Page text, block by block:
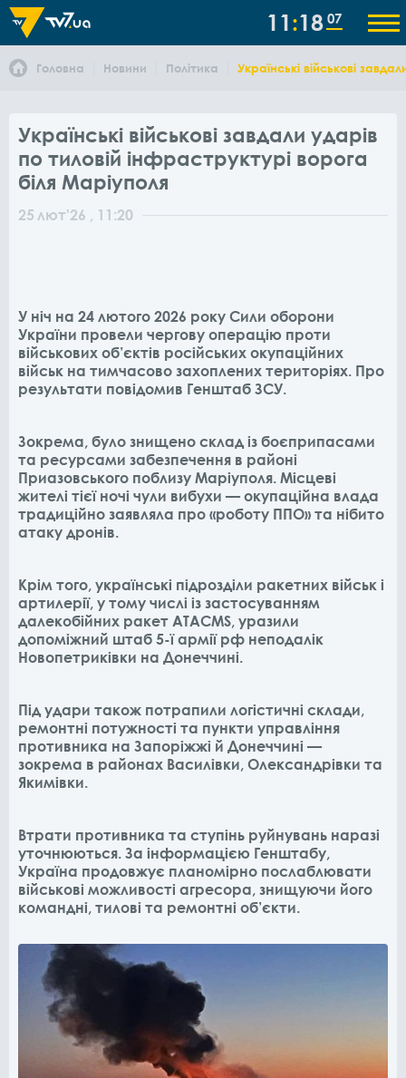
11 18 07
Головна Новини Політика Українські військові
Українські військові завдали ударів
по тиловій інфраструктурі ворога
біля Маріуполя
25 лют'26 , 11:20
У ніч на 24 лютого 2026 року Сили оборони
України провели чергову операцію проти
військових об’єктів російських окупаційних
військ на тимчасово захоплених територіях. Про
результати повідомив Генштаб ЗСУ.
Зокрема, було знищено склад із боєприпасами
та ресурсами забезпечення в районі
Приазовського поблизу Маріуполя. Місцеві
жителі тієї ночі чули вибухи — окупаційна влада
традиційно заявляла про «роботу ППО» та нібито
атаку дронів.
Крім того, українські підрозділи ракетних військ і
артилерії, у тому числі із застосуванням
далекобійних ракет ATACMS, уразили
допоміжний штаб 5-ї армії рф неподалік
Новопетриківки на Донеччині.
Під удари також потрапили логістичні склади,
ремонтні потужності та пункти управління
противника на Запоріжжі й Донеччині —
зокрема в районах Василівки, Олександрівки та
Якимівки.
Втрати противника та ступінь руйнувань наразі
уточнюються. За інформацією Генштабу,
Україна продовжує планомірно послаблювати
військові можливості агресора, знищуючи його
командні, тилові та ремонтні об’єкти.